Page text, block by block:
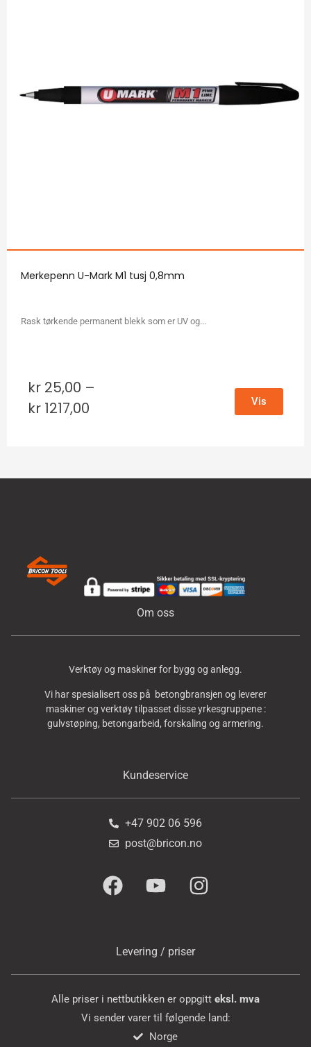
Merkepenn U-Mark M1 tusj 0,8mm
Rask tørkende permanent blekk som er UV og...
kr 25,00 –
kr 1217,00 Vis
Om oss
Verktøy og maskiner for bygg og anlegg.
Vi har spesialisert oss på betongbransjen og leverer
maskiner og verktøy tilpasset disse yrkesgruppene :
gulvstøping, betongarbeid, forskaling og armering.
Kundeservice
+47 902 06 596
post@bricon.no
Levering / priser
Alle priser i nettbutikken er oppgitt eksl. mva
Vi sender varer til følgende land:
Norge